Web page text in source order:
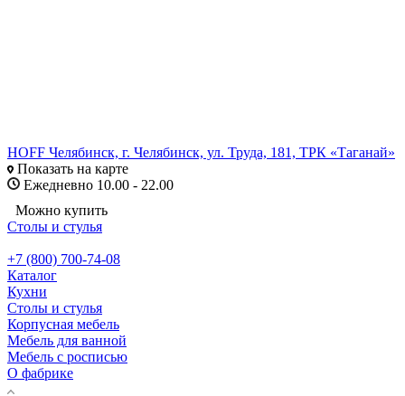
HOFF Челябинск, г. Челябинск, ул. Труда, 181, ТРК «Таганай»
Показать на карте
Ежедневно 10.00 - 22.00
Можно купить
Столы и стулья
+7 (800) 700-74-08
Каталог
Кухни
Столы и стулья
Корпусная мебель
Мебель для ванной
Мебель с росписью
О фабрике